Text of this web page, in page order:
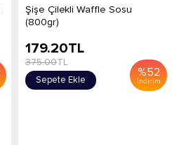
Şişe Çilekli Waffle Sosu
(800gr)
%52
İndirim
179.20TL
375.00TL
Sepete Ekle